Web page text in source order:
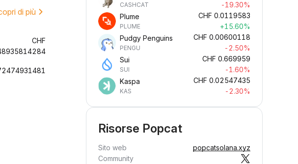
di più
CHF
CASHCAT
-19.30%
Plume
PLUME
CHF 0.0119583
+15.60%
Pudgy Penguins
PENGU
CHF 0.00600118
-2.50%
Sui
SUI
CHF 0.669959
-1.60%
Kaspa
KAS
CHF 0.02547435
-2.30%
Risorse Popcat
Sito web
popcatsolana.xyz
Community